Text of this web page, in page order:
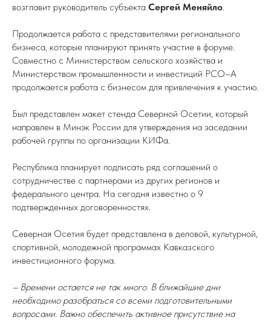
возглавит руководитель субъекта Сергей Меняйло.
Продолжается работа с представителями регионального
бизнеса, которые планируют принять участие в форуме.
Совместно с Министерством сельского хозяйства и
Министерством промышленности и инвестиций РСО–А
продолжается работа с бизнесом для привлечения к участию.
Был представлен макет стенда Северной Осетии, который
направлен в Минэк России для утверждения на заседании
рабочей группы по организации КИФа.
Республика планирует подписать ряд соглашений о
сотрудничестве с партнерами из других регионов и
федерального центра. На сегодня известно о 9
подтвержденных договоренностях.
Северная Осетия будет представлена в деловой, культурной,
спортивной, молодежной программах Кавказского
инвестиционного форума.
– Времени остается не так много. В ближайшие дни
необходимо разобраться со всеми подготовительными
вопросами. Важно обеспечить активное присутствие на